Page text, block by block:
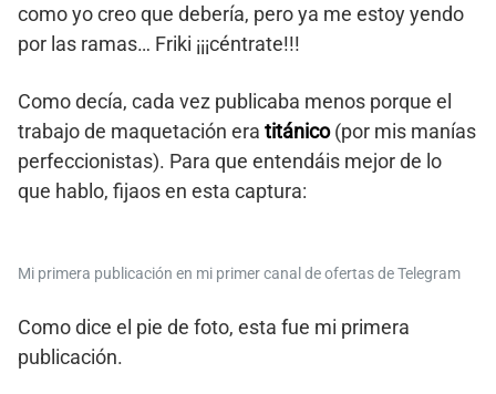
como yo creo que debería, pero ya me estoy yendo
por las ramas… Friki ¡¡¡céntrate!!!
Como decía, cada vez publicaba menos porque el
trabajo de maquetación era titánico(por mis manías
perfeccionistas). Para que entendáis mejor de lo
que hablo, fijaos en esta captura:
Mi primera publicación en mi primer canal de ofertas de Telegram
Como dice el pie de foto, esta fue mi primera
publicación.